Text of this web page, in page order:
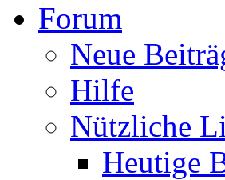
Forum
Neue
Hilfe
Nützliche
Heutige